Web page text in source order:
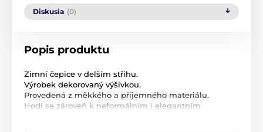
Diskusia (0)
Popis produktu
Zimní čepice v delším střihu.
Výrobek dekorovaný výšivkou.
Provedená z měkkého a příjemného materiálu.
Hodí se zároveň k neformálním i elegantním